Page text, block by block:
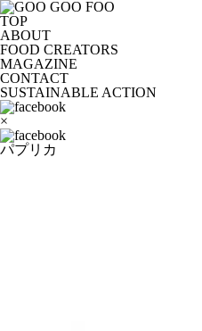
TOP
ABOUT
FOOD CREATORS
MAGAZINE
CONTACT
SUSTAINABLE ACTION
×
パプリカ